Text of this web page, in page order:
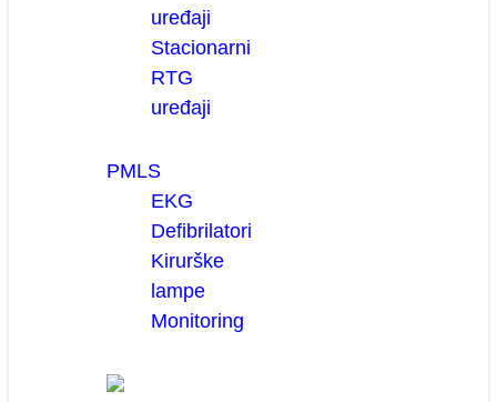
uređaji
Stacionarni
RTG
uređaji
PMLS
EKG
Defibrilatori
Kirurške
lampe
Monitoring